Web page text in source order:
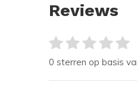
Reviews
0 sterren op basis